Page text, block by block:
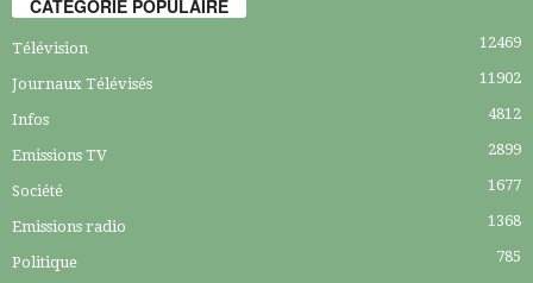
CATÉGORIE POPULAIRE
Télévision 12469
Journaux Télévisés 11902
Infos 4812
Emissions TV 2899
Société 1677
Emissions radio 1368
Politique 785